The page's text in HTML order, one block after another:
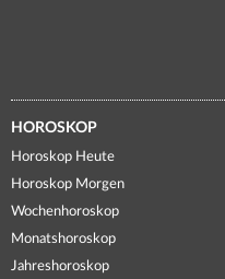
HOROSKOP
Horoskop Heute
Horoskop Morgen
Wochenhoroskop
Monatshoroskop
Jahreshoroskop